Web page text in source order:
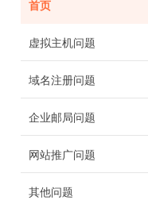
首页
虚拟主机问题
域名注册问题
企业邮局问题
网站推广问题
其他问题